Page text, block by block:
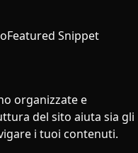
Featured Snippet
organizzate e
del sito aiuta sia gli
i tuoi contenuti.